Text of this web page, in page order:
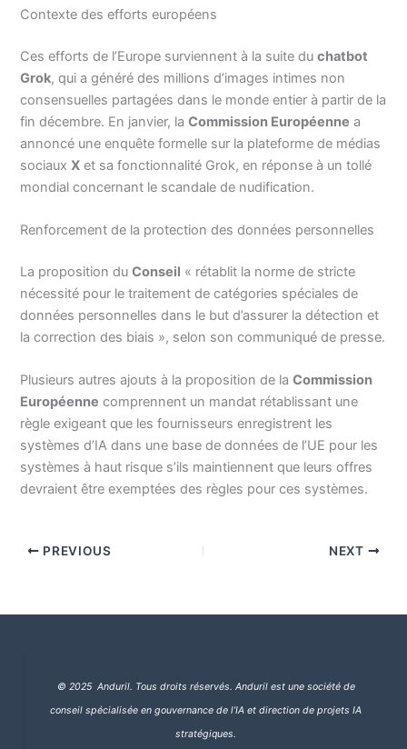
Contexte des efforts européens
Ces efforts de l’Europe surviennent à la suite duchatbot
Grok, qui a généré des millions d’images intimes non
consensuelles partagées dans le monde entier à partir de la
fin décembre. En janvier, laCommission Européenne a
annoncé une enquête formelle sur la plateforme de médias
sociauxX et sa fonctionnalité Grok, en réponse à un tollé
mondial concernant le scandale de nudification.
Renforcement de la protection des données personnelles
La proposition duConseil « rétablit la norme de stricte
nécessité pour le traitement de catégories spéciales de
données personnelles dans le but d’assurer la détection et
la correction des biais », selon son communiqué de presse.
Plusieurs autres ajouts à la proposition de laCommission
Européenne comprennent un mandat rétablissant une
règle exigeant que les fournisseurs enregistrent les
systèmes d’IA dans une base de données de l’UE pour les
systèmes à haut risque s’ils maintiennent que leurs offres
devraient être exemptées des règles pour ces systèmes.
PREVIOUS NEXT
© 2025 Anduril. Tous droits réservés. Anduril est une société de
conseil spécialisée en gouvernance de l’IA et direction de projets IA
stratégiques.